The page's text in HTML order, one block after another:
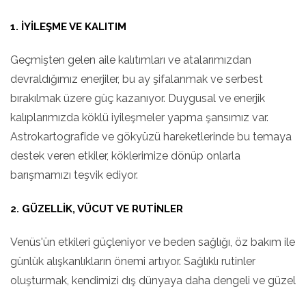
1. İYILEŞME VE KALITIM
Geçmişten gelen aile kalıtımları ve atalarımızdan
devraldığımız enerjiler, bu ay şifalanmak ve serbest
bırakılmak üzere güç kazanıyor. Duygusal ve enerjik
kalıplarımızda köklü iyileşmeler yapma şansımız var.
Astrokartografide ve gökyüzü hareketlerinde bu temaya
destek veren etkiler, köklerimize dönüp onlarla
barışmamızı teşvik ediyor.
2. GÜZELLIK, VÜCUT VE RUTINLER
Venüs'ün etkileri güçleniyor ve beden sağlığı, öz bakım ile
günlük alışkanlıkların önemi artıyor. Sağlıklı rutinler
oluşturmak, kendimizi dış dünyaya daha dengeli ve güzel